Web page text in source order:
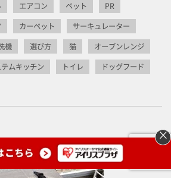
×
エアコン ペット
PR
カーペット
サーキュレーター
機 選び方 猫
オーブンレンジ
ムキッチン トイレ
ドッグフード